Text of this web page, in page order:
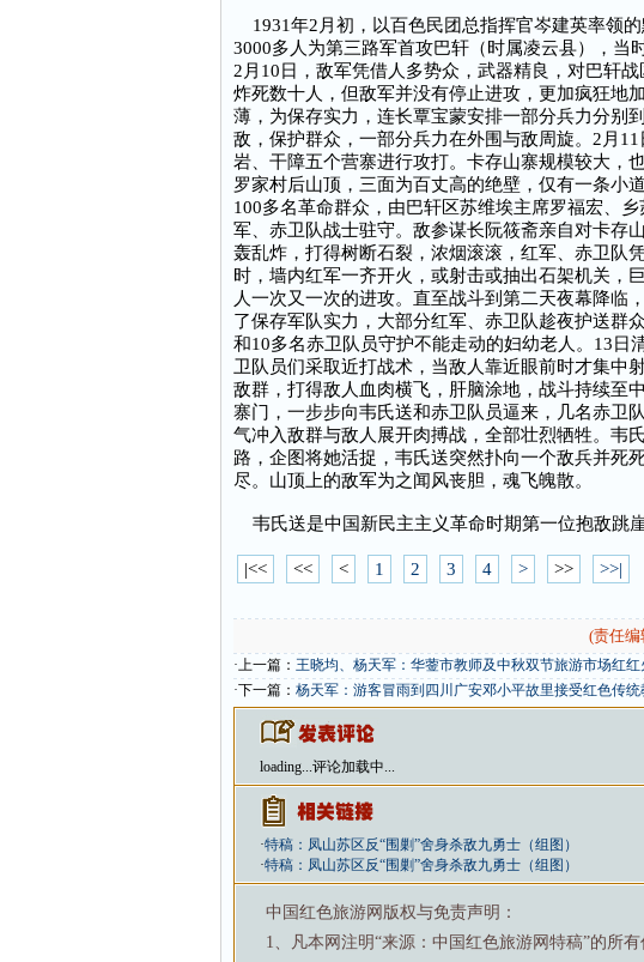
1931年2月初，以百色民团总指挥官岑建英率领
3000多人为第三路军首攻巴轩（时属凌云县），当
2月10日，敌军凭借人多势众，武器精良，对巴轩
炸死数十人，但敌军并没有停止进攻，更加疯狂地
薄，为保存实力，连长覃宝蒙安排一部分兵力分别
敌，保护群众，一部分兵力在外围与敌周旋。2月
岩、干障五个营寨进行攻打。卡存山寨规模较大，
罗家村后山顶，三面为百丈高的绝壁，仅有一条小
100多名革命群众，由巴轩区苏维埃主席罗福宏、
军、赤卫队战士驻守。敌参谋长阮筱斋亲自对卡存
轰乱炸，打得树断石裂，浓烟滚滚，红军、赤卫队
时，墙内红军一齐开火，或射击或抽出石架机关，
人一次又一次的进攻。直至战斗到第二天夜幕降临
了保存军队实力，大部分红军、赤卫队趁夜护送群
和10多名赤卫队员守护不能走动的妇幼老人。13日
卫队员们采取近打战术，当敌人靠近眼前时才集中
敌群，打得敌人血肉横飞，肝脑涂地，战斗持续至
寨门，一步步向韦氏送和赤卫队员逼来，几名赤卫
气冲入敌群与敌人展开肉搏战，全部壮烈牺牲。韦
路，企图将她活捉，韦氏送突然扑向一个敌兵并死
尽。山顶上的敌军为之闻风丧胆，魂飞魄散。
韦氏送是中国新民主主义革命时期第一位抱敌跳
|<< << < 1 2 3 4 > >> >>|
(责任编
·上一篇： 王晓均、杨天军：华蓥市教师及中秋双节旅游市场红红
·下一篇： 杨天军：游客冒雨到四川广安邓小平故里接受红色传统
loading...评论加载中...
·特稿：凤山苏区反“围剿”舍身杀敌九勇士（组图）
·特稿：凤山苏区反“围剿”舍身杀敌九勇士（组图）
中国红色旅游网版权与免责声明：
1、凡本网注明“来源：中国红色旅游网特稿”的所